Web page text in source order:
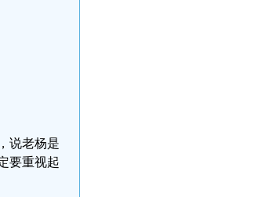
说老杨是
要重视起